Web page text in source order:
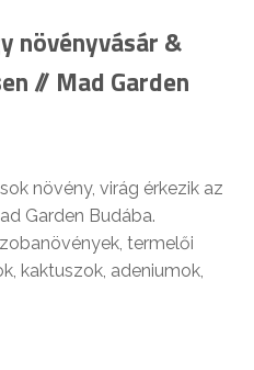
növényvásár &
// Mad Garden
növény, virág érkezik az
Garden Budába.
termelői
kaktuszok, adeniumok,